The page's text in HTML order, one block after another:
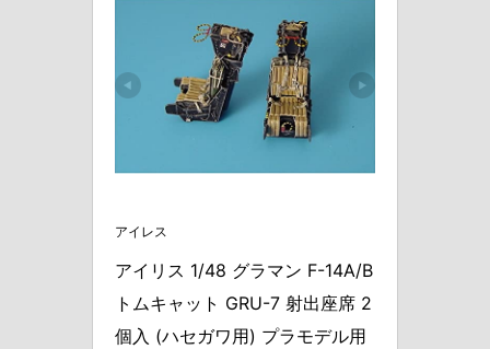
アイレス
アイリス 1/48 グラマン F-14A/B
トムキャット GRU-7 射出座席 2
個入 (ハセガワ用) プラモデル用